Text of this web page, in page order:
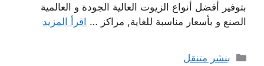
بتوفير أفضل أنواع الزيوت العالية الجودة و العالمية
الصنع و بأسعار مناسبة للغاية, مراكز … اقرأ المزيد
التصنيفات
بنشر متنقل